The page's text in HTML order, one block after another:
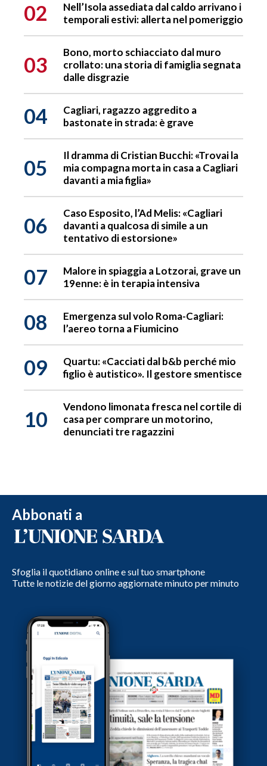
02
Nell’Isola assediata dal caldo arrivano i
temporali estivi: allerta nel pomeriggio
03
Bono, morto schiacciato dal muro
crollato: una storia di famiglia segnata
dalle disgrazie
04
Cagliari, ragazzo aggredito a
bastonate in strada: è grave
05
Il dramma di Cristian Bucchi: «Trovai la
mia compagna morta in casa a Cagliari
davanti a mia figlia»
06
Caso Esposito, l’Ad Melis: «Cagliari
davanti a qualcosa di simile a un
tentativo di estorsione»
07
Malore in spiaggia a Lotzorai, grave un
19enne: è in terapia intensiva
08
Emergenza sul volo Roma-Cagliari:
l’aereo torna a Fiumicino
09
Quartu: «Cacciati dal b&b perché mio
figlio è autistico». Il gestore smentisce
10
Vendono limonata fresca nel cortile di
casa per comprare un motorino,
denunciati tre ragazzini
Abbonati a
Sfoglia il quotidiano online e sul tuo smartphone
Tutte le notizie del giorno aggiornate minuto per minuto